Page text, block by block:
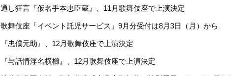
通し狂言『仮名手本忠臣蔵』、11月歌舞伎座で上演決定
歌舞伎座「イベント託児サービス」9月分受付は8月3日（月）から
『忠僕元助』、12月歌舞伎座で上演決定
『与話情浮名横櫛』、12月歌舞伎座で上演決定